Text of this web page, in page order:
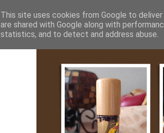
This site uses cookies from Google to
are shared with Google along with
statistics, and to detect and address abuse.